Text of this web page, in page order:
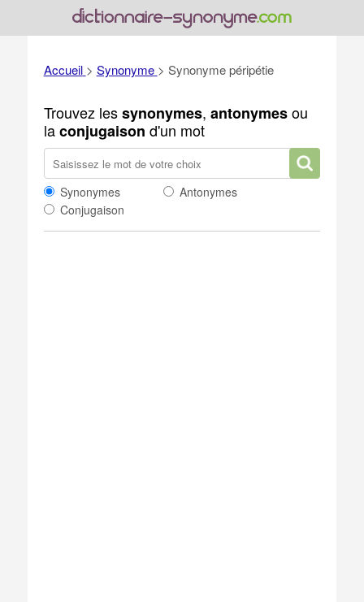
Accueil > Synonyme > Synonyme péripétie
Trouvez lessynonymes, antonymesou
laconjugaison d'un mot
Synonymes
Antonymes
Conjugaison